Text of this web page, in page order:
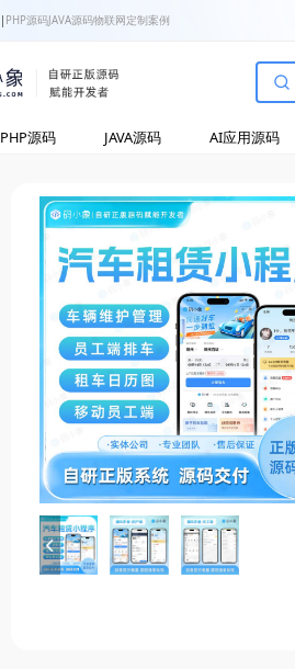
| PHP源码JAVA源码物联网定制案例
PHP源码 JAVA源码 AI应用源码